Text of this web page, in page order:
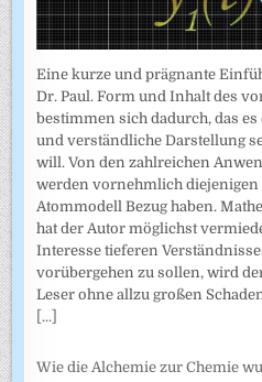
Eine kurze und prägnante
Dr. Paul. Form und Inhalt des
bestimmen sich dadurch, das
und verständliche Darstellung
will. Von den zahlreichen
werden vornehmlich diejenigen
Atommodell Bezug haben.
hat der Autor möglichst
Interesse tieferen
vorübergehen zu sollen, wird
Leser ohne allzu großen
[...]
Wie die Alchemie zur Chemie